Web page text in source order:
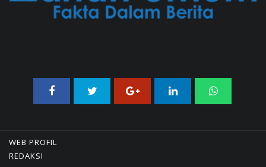
WEB PROFIL
REDAKSI